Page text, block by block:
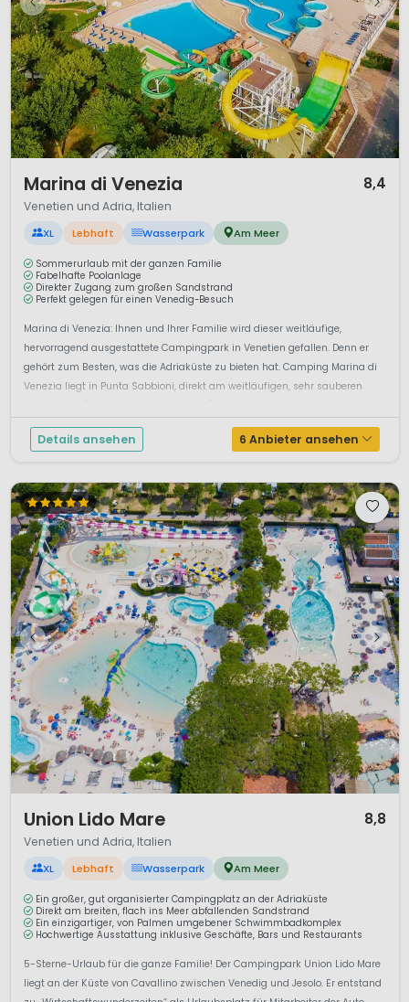
Marina di Venezia 8,4
Venetien und Adria, Italien
XL Lebhaft Wasserpark Am Meer
Sommerurlaub mit der ganzen Familie
Fabelhafte Poolanlage
Direkter Zugang zum großen Sandstrand
Perfekt gelegen für einen Venedig-Besuch
Marina di Venezia: Ihnen und Ihrer Familie wird dieser weitläufige,
hervorragend ausgestattete Campingpark in Venetien gefallen. Denn er
gehört zum Besten, was die Adriaküste zu bieten hat. Camping Marina di
Venezia liegt in Punta Sabbioni, direkt am weitläufigen, sehr sauberen
Details ansehen 6 Anbieter ansehen
Union Lido Mare 8,8
Venetien und Adria, Italien
XL Lebhaft Wasserpark Am Meer
Ein großer, gut organisierter Campingplatz an der Adriaküste
Direkt am breiten, flach ins Meer abfallenden Sandstrand
Ein einzigartiger, von Palmen umgebener Schwimmbadkomplex
Hochwertige Ausstattung inklusive Geschäfte, Bars und Restaurants
5-Sterne-Urlaub für die ganze Familie! Der Campingpark Union Lido Mare
liegt an der Küste von Cavallino zwischen Venedig und Jesolo. Er entstand